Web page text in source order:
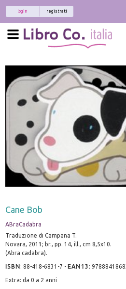
registrati
login
Cane Bob
ABraCadabra
Traduzione di Campana T.
Novara, 2011; br., pp. 14, ill., cm 8,5x10.
(Abra cadabra).
ISBN:88-418-6831-7 - EAN13 :
Extra: da 0 a 2 anni